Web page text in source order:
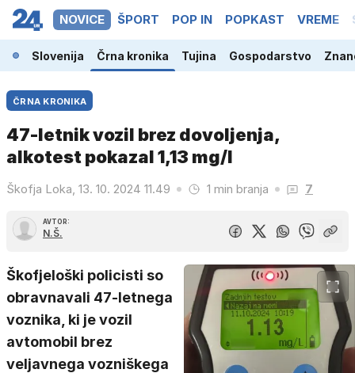
NOVICE ŠPORT POP IN POPKAST VREME
Slovenija Črna kronika Tujina Gospodarstvo
ČRNA KRONIKA
47-letnik vozil brez dovoljenja,
alkotest pokazal 1,13 mg/l
Škofja Loka, 13. 10. 2024 11.49 1 min branja 7
AVTOR:
N.Š.
Škofjeloški policisti so
obravnavali 47-letnega
voznika, ki je vozil
avtomobil brez
veljavnega vozniškega